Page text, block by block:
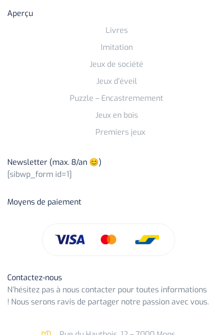
Aperçu
Livres
Imitation
Jeux de société
Jeux d’éveil
Puzzle – Encastremement
Jeux en bois
Premiers jeux
Newsletter (max. 8/an 😊)
[sibwp_form id=1]
Moyens de paiement
Contactez-nous
N’hésitez pas à nous contacter pour toutes informations
! Nous serons ravis de partager notre passion avec vous.